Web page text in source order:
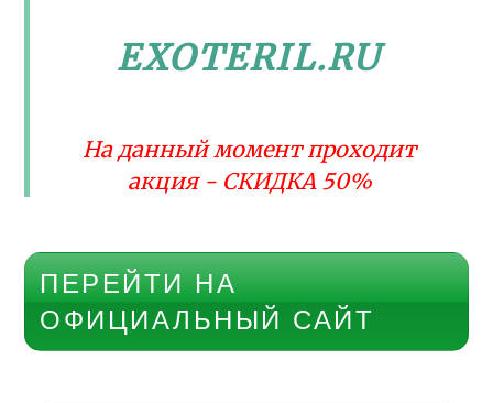
EXOTERIL.RU
На данный момент проходит
акция - СКИДКА 50%
ПЕРЕЙТИ НА
ОФИЦИАЛЬНЫЙ САЙТ